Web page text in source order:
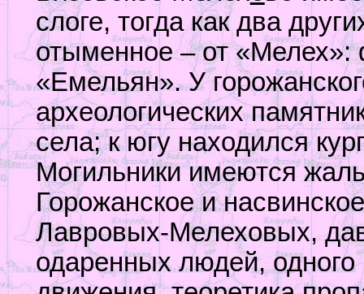
слоге, тогда как два
отыменное – от
«Емельян». У
археологических
села; к югу находился
Могильники имеются
Горожанское и
Лавровых-Мелеховых,
одаренных людей, одного